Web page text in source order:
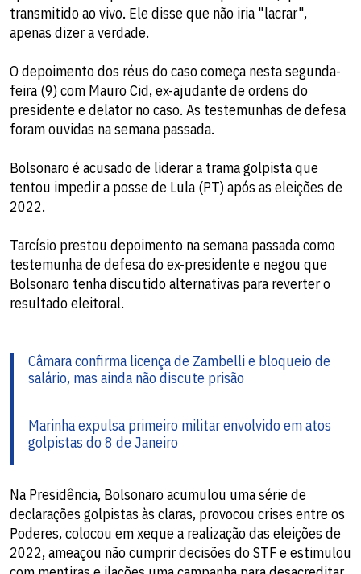
transmitido ao vivo. Ele disse que não iria "lacrar",
apenas dizer a verdade.
O depoimento dos réus do caso começa nesta segunda-
feira (9) com Mauro Cid, ex-ajudante de ordens do
presidente e delator no caso. As testemunhas de defesa
foram ouvidas na semana passada.
Bolsonaro é acusado de liderar a trama golpista que
tentou impedir a posse de Lula (PT) após as eleições de
2022.
Tarcísio prestou depoimento na semana passada como
testemunha de defesa do ex-presidente e negou que
Bolsonaro tenha discutido alternativas para reverter o
resultado eleitoral.
Câmara confirma licença de Zambelli e bloqueio de
salário, mas ainda não discute prisão
Marinha expulsa primeiro militar envolvido em atos
golpistas do 8 de Janeiro
Na Presidência, Bolsonaro acumulou uma série de
declarações golpistas às claras, provocou crises entre os
Poderes, colocou em xeque a realização das eleições de
2022, ameaçou não cumprir decisões do STF e estimulou